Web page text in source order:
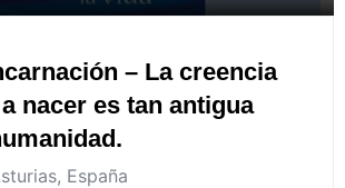
– La creencia
nacer es tan antigua
, España